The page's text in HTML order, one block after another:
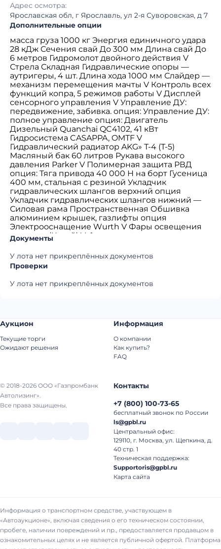
Адрес осмотра:
Ярославская обл, г Ярославль, ул 2-я Суворовская, д 7
Дополнительные опции
масса груза 1000 кг Энергия единичного удара
28 кДж Сечения свай До 300 мм Длина свай До
6 метров Гидромолот двойного действия V
Стрела Складная Гидравлические опоры —
аутригеры, 4 шт. Длина хода 1000 мм Слайдер —
механизм перемещения мачты V Контроль всех
функций копра, 5 режимов работы V Дисплей
сенсорного управления V Управление ДУ:
передвижение, забивка. опция: Управление ДУ:
полное управление опция: Двигатель
Дизельный Quanchai QC4102, 41 кВт
Гидросистема CASAPPA, OMTF V
Гидравлический радиатор AKG» Т-4 (Т-5)
Масляный бак 60 литров Рукава высокого
давления Parker V Полимерная защита РВД
опция: Тяга привода 40 000 Н на борт Гусеница
400 мм, стальная с резиной Укладчик
гидравлических шлангов верхний опция
Укладчик гидравлических шлангов нижний —
Силовая рама Пространственная Обшивка
алюминием крышек, газлифты опция
Электрооснащение Wurth V Фары освещения
диодные (Китай) V Фары освещения диодные
Nordic Light V Топливный бак 120 литров
Зимний пакет Webasto (Китай) опция Навесное
оборудование для бурения. 0 350 глубина до 10
м опция Система GPS позиционирования
опция Удалённая телеметрия опция
Документы
У лота нет прикреплённых документов
Проверки
У лота нет прикреплённых документов
© 2018-2026 ООО «Газпромбанк
Автолизинг».
Все права защищены.
Аукцион
Текущие торги
Ожидают решения
Информация
О компании
Как купить?
FAQ
Контакты
+7 (800) 100-73-65
бесплатный звонок по России
ls@gpbl.ru
Центральный офис:
129110, г. Москва, ул. Щепкина, д.
40 стр. 1
Техническая поддержка:
Supportoris@gpbl.ru
Карта сайта
Информация о транспортном средстве, участвующем в
«Автоаукционе», включая сведения о его техническом состоянии,
пробеге, наличии повреждений и пр., предоставляется продавцом в
ознакомительных целях и не является публичной офертой. Платформа